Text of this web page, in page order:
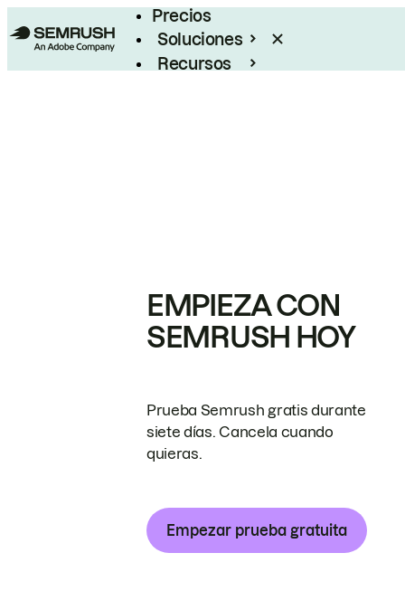
Precios
Soluciones
Recursos
EMPIEZA CON
SEMRUSH HOY
Prueba Semrush gratis durante
siete días. Cancela cuando
quieras.
Empezar prueba gratuita